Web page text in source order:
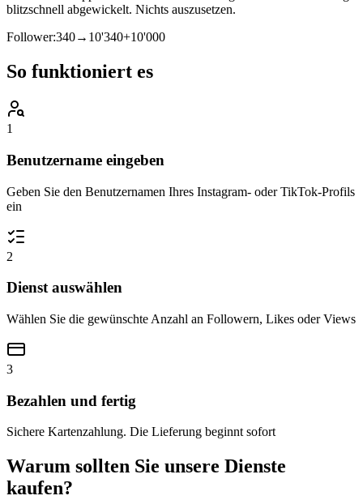
blitzschnell abgewickelt. Nichts auszusetzen.
Follower:340→ 10'340+10'000
So funktioniert es
1
Benutzername eingeben
Geben Sie den Benutzernamen Ihres Instagram- oder TikTok-Profils
ein
2
Dienst auswählen
Wählen Sie die gewünschte Anzahl an Followern, Likes oder Views
3
Bezahlen und fertig
Sichere Kartenzahlung. Die Lieferung beginnt sofort
Warum sollten Sie unsere Dienste
kaufen?